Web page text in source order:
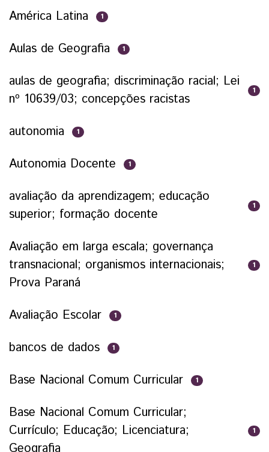
América Latina 1
Aulas de Geografia 1
aulas de geografia; discriminação racial; Lei
nº 10639/03; concepções racistas
1
autonomia 1
Autonomia Docente 1
avaliação da aprendizagem; educação
superior; formação docente
1
Avaliação em larga escala; governança
transnacional; organismos internacionais;
Prova Paraná
1
Avaliação Escolar 1
bancos de dados 1
Base Nacional Comum Curricular 1
Base Nacional Comum Curricular;
Currículo; Educação; Licenciatura;
1